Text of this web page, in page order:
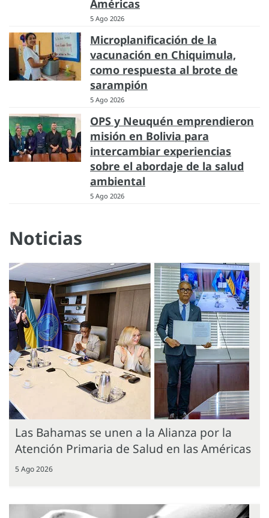
Américas
5 Ago 2026
Microplanificación de la
vacunación en Chiquimula,
como respuesta al brote de
sarampión
5 Ago 2026
OPS y Neuquén emprendieron
misión en Bolivia para
intercambiar experiencias
sobre el abordaje de la salud
ambiental
5 Ago 2026
Noticias
Las Bahamas se unen a la Alianza por la
Atención Primaria de Salud en las Américas
5 Ago 2026